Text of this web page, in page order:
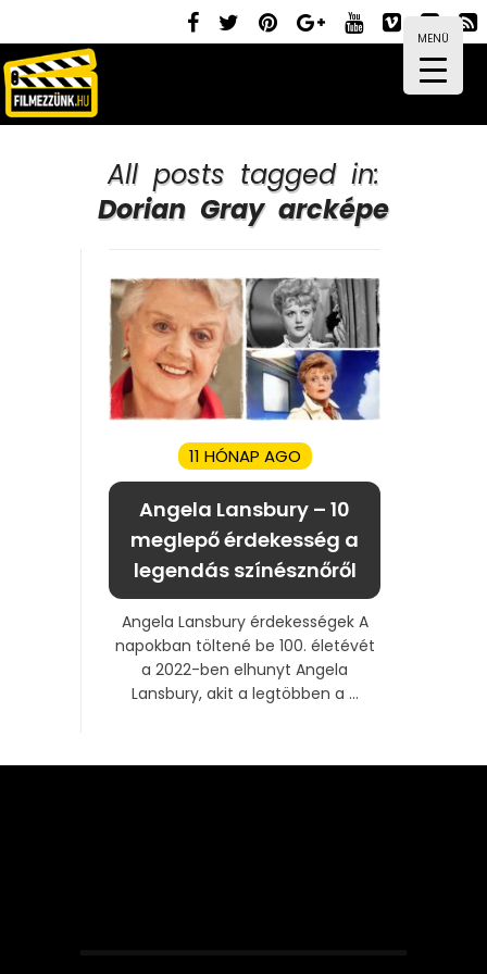
MENÜ
All posts tagged in:
Dorian Gray arcképe
11 HÓNAP AGO
Angela Lansbury – 10
meglepő érdekesség a
legendás színésznőről
Angela Lansbury érdekességek A
napokban töltené be 100. életévét
a 2022-ben elhunyt Angela
Lansbury, akit a legtöbben a ...